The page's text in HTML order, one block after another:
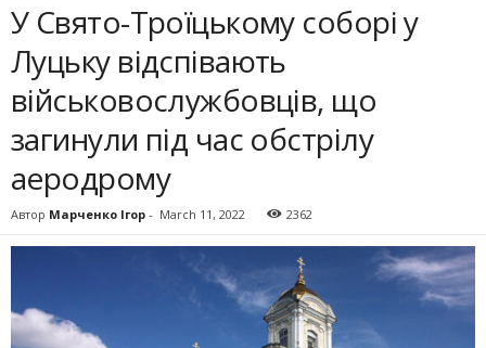
У Свято-Троїцькому соборі у
Луцьку відспівають
військовослужбовців, що
загинули під час обстрілу
аеродрому
Автор Марченко Ігор - March 11, 2022 2362